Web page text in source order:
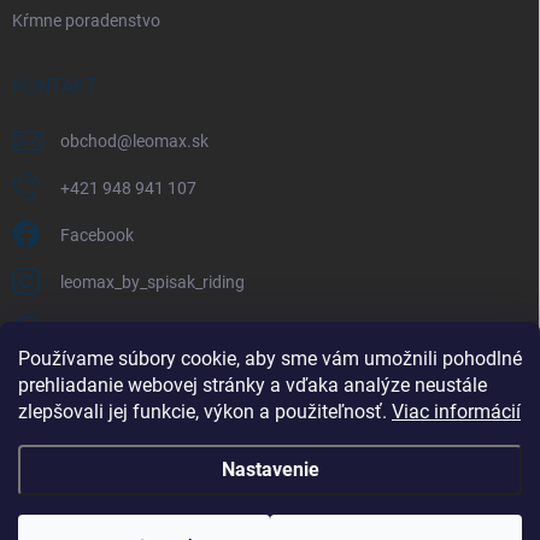
Používame súbory cookie, aby sme vám umožnili pohodlné
prehliadanie webovej stránky a vďaka analýze neustále
zlepšovali jej funkcie, výkon a použiteľnosť. Viac informácií
Nastavenie
Kŕmne poradenstvo
KONTAKT
obchod@ leomax.sk
+421 948 941 107
Facebook
leomax_by_spisak_riding
FACEBOOK